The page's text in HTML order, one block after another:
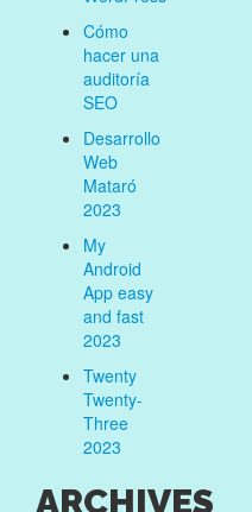
Cómo
hacer una
auditoría
SEO
Desarrollo
Web
Mataró
2023
My
Android
App easy
and fast
2023
Twenty
Twenty-
Three
2023
ARCHIVES